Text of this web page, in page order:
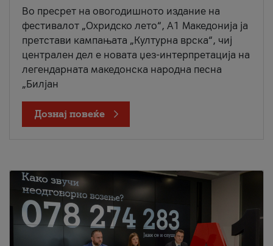
Во пресрет на овогодишното издание на
фестивалот „Охридско лето“, А1 Македонија ја
претстави кампањата „Културна врска“, чиј
централен дел е новата џез-интерпретација на
легендарната македонска народна песна
„Билјан
Дознај повеќе